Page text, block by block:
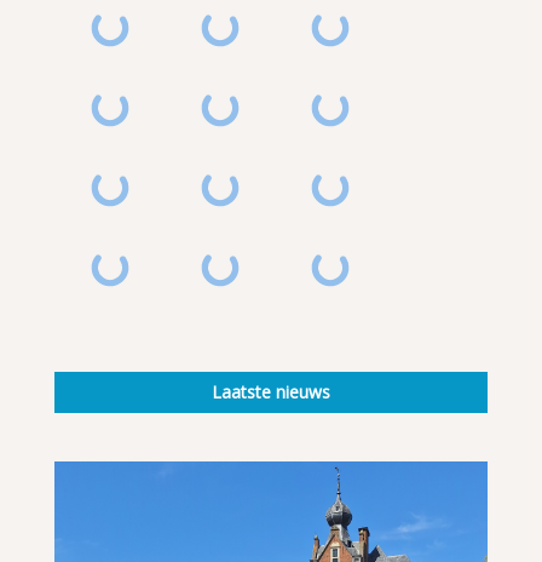
Laatste nieuws